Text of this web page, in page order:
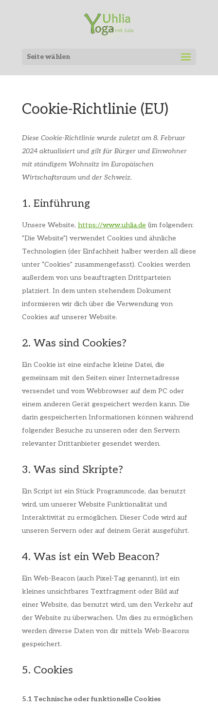
Seite wählen
Cookie-Richtlinie (EU)
Diese Cookie-Richtlinie wurde zuletzt am 8. Februar
2024 aktualisiert und gilt für Bürger und Einwohner
mit ständigem Wohnsitz im Europäischen
Wirtschaftsraum und der Schweiz.
1. Einführung
Unsere Website, https://www.uhlia.de (im folgenden:
"Die Website") verwendet Cookies und ähnliche
Technologien (der Einfachheit halber werden all diese
unter "Cookies" zusammengefasst). Cookies werden
außerdem von uns beauftragten Drittparteien
platziert. In dem unten stehendem Dokument
informieren wir dich über die Verwendung von
Cookies auf unserer Website.
2. Was sind Cookies?
Ein Cookie ist eine einfache kleine Datei, die
gemeinsam mit den Seiten einer Internetadresse
versendet und vom Webbrowser auf dem PC oder
einem anderen Gerät gespeichert werden kann. Die
darin gespeicherten Informationen können während
folgender Besuche zu unseren oder den Servern
relevanter Drittanbieter gesendet werden.
3. Was sind Skripte?
Ein Script ist ein Stück Programmcode, das benutzt
wird, um unserer Website Funktionalität und
Interaktivität zu ermöglichen. Dieser Code wird auf
unseren Servern oder auf deinem Gerät ausgeführt.
4. Was ist ein Web Beacon?
Ein Web-Beacon (auch Pixel-Tag genannt), ist ein
kleines unsichtbares Textfragment oder Bild auf
einer Website, das benutzt wird, um den Verkehr auf
der Website zu überwachen. Um dies zu ermöglichen
werden diverse Daten von dir mittels Web-Beacons
gespeichert.
5. Cookies
5.1 Technische oder funktionelle Cookies